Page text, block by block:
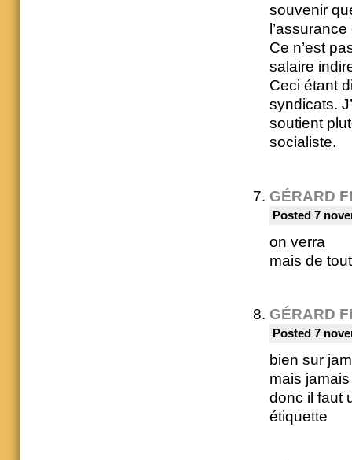
souvenir
Ce n’est
salaire
Ceci étant
syndicats.
soutient
socialiste.
GÉRARD
Posted 7
on verra
mais de
GÉRARD
Posted 7
bien sur
mais
donc il faut
étiquette